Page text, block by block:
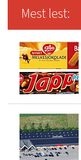
Mest lest: